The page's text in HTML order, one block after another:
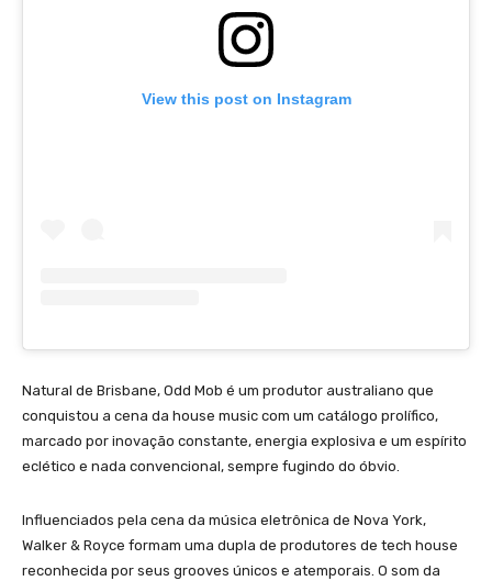
View this post on Instagram
Natural de Brisbane, Odd Mob é um produtor australiano que
conquistou a cena da house music com um catálogo prolífico,
marcado por inovação constante, energia explosiva e um espírito
eclético e nada convencional, sempre fugindo do óbvio.
Influenciados pela cena da música eletrônica de Nova York,
Walker & Royce formam uma dupla de produtores de tech house
reconhecida por seus grooves únicos e atemporais. O som da